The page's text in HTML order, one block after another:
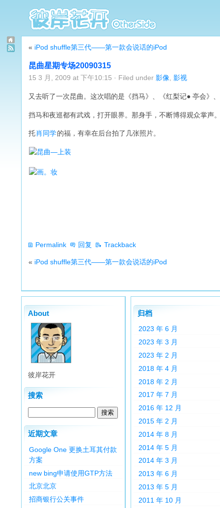
« iPod shuffle第三代——第一款会说话的iPod
昆曲星期专场20090315
15 3 月, 2009 at 下午10:15 · Filed under 影像 影视
又去听了一次昆曲。这次唱的是《挡马》、《红梨记● 亭会》
挡马和夜巡都有武戏，打开眼界。那身手，不断博得观众掌声
托肖同学的福，有幸在后台拍了几张照片。
Permalink 回复 Trackback
« iPod shuffle第三代——第一款会说话的iPod
About
彼岸花开
搜索
近期文章
Google One 更换土耳其付款
方案
new bing申请使用GTP方法
北京北京
招商银行公关事件
归档
2023 年 6 月
2023 年 3 月
2023 年 2 月
2018 年 4 月
2018 年 2 月
2017 年 7 月
2016 年 12 月
2015 年 2 月
2014 年 8 月
2014 年 5 月
2014 年 3 月
2013 年 6 月
2013 年 5 月
2011 年 10 月